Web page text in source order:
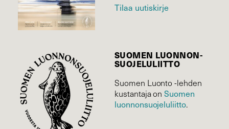
Tilaa uutiskirje
SUOMEN LUONNON­
SUOJELU­LIITTO
Suomen Luonto -lehden
kustantaja onSuomen
luonnonsuojelu­liitto.